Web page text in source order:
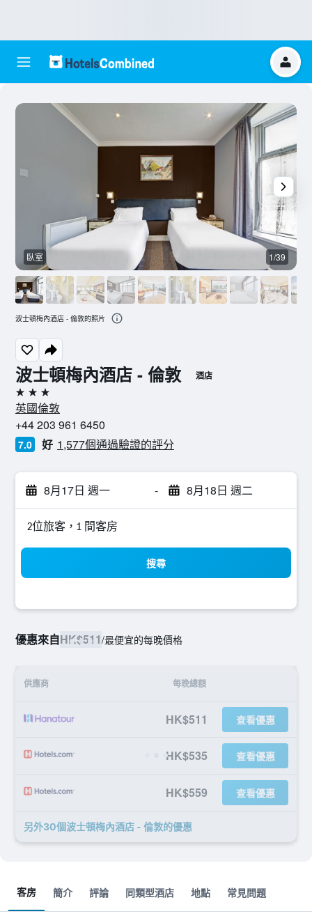
波士頓梅內酒店 - 倫敦 酒店
3星級
英國倫敦
+44 203 961 6450
7.0 好 1,577個通過驗證的評分
8月17日 週一 - 8月18日 週二
2位旅客，1 間客房
搜尋
優惠來自HK$511/最便宜的每晚價格
供應商 每晚總額
HK$511 查看優惠
HK$535 查看優惠
HK$559 查看優惠
另外30個波士頓梅內酒店 - 倫敦​的優惠
臥室 1/39
波士頓梅內酒店 - 倫敦的照片
客房 簡介 評論 同類型酒店 地點 常見問題